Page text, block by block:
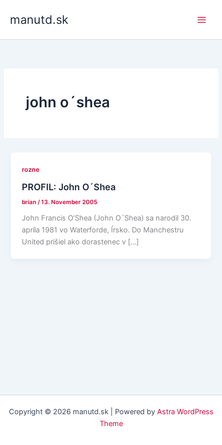
manutd.sk
john o´shea
rozne
PROFIL: John O´Shea
brian /13. November 2005
John Francis O’Shea (John O´Shea) sa narodil 30.
apríla 1981 vo Waterforde, Írsko. Do Manchestru
United prišiel ako dorastenec v […]
Copyright © 2026 manutd.sk | Powered by Astra WordPress
Theme